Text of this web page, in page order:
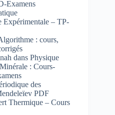
Examens
Expérimentale – TP-
: cours,
dans Physique
: Cours-
des
PDF
Thermique – Cours